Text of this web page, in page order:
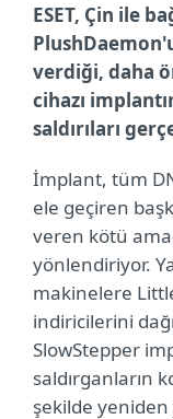
ESET, Çin ile
verdiği, daha
cihazı
saldırıları
İmplant, tüm
ele geçiren
veren kötü
yönlendiriyor.
makinelere
indiricilerini
SlowStepper
saldırganların
şekilde